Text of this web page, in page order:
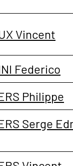
Vincent
Federico
Philippe
Serge